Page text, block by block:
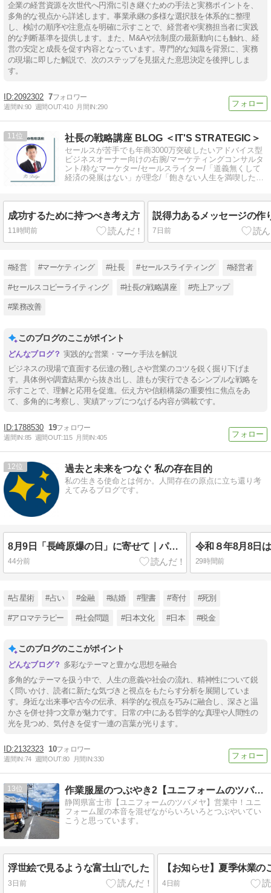
企業の経営資源を次世代へ円滑に引き継ぐための手法と実務ポイントを、
多角的な視点から詳述します。事業承継の多様な選択肢を体系的に整理
し、検討の順序や注意点を明確に示すことで、経営者や実務担当者に実践
的な判断基準を提供します。また、M&Aや法制度の最新動向にも触れ、経
営の安定と成長を促す内容となっています。専門的な知識を背景に、実務
の現場に即した解説で、次のステップを見据えた意思決定を後押ししま
す。
2092302 7
週間IN:90 週間OUT:410 月間IN:290
11 社長の戦略講座 BLOG ＜IT'S STRATEGIC＞
セールスが苦手でも年商3000万突破したいアドバイス型
ビジネスオーナー向けの右腕/マーケティングコンサルタ
ント/粋なマーケター/セールスライター/「道義無くして
経済の発展はない」が理念/「飽きない人生を満喫した
成功するために持つべき考え方
11時間前
説得力あるメッセージの作
7日前
#経営 #マーケティング #社長 #セールスライティング #経営者
#セールスコピーライティング #社長の戦略講座 #売上アップ
#業務改善
このブログのここがポイント
実践的な営業・マーケ手法を解説
ビジネスの現場で直面する伝達の難しさや営業のコツを鋭く掘り下げま
す。具体例や調査結果から抜き出し、誰もが実行できるシンプルな戦略を
示すことで、理解と応用を促進。伝え方や信頼構築の重要性に焦点をあ
て、多角的に考察し、実績アップにつなげる内容が満載です。
1788530 19
週間IN:85 週間OUT:115 月間IN:405
12 過去と未来をつなぐ 私の存在目的
私の生きる使命とは何か。人間存在の原点に立ち還り考
えてみるブログです。
8月9日「長崎原爆の日」に寄せて｜パール判事が書いた碑文
44分前 29時間前
#占星術 #占い #金融 #結婚 #聖書 #寄付 #死別
#アロマテラピー #社会問題 #日本文化 #日本 #税金
このブログのここがポイント
多彩なテーマと豊かな思想を融合
多角的なテーマを扱う中で、人生の意義や社会の流れ、精神性について鋭
く問いかけ、読者に新たな気づきと視点をもたらす分析を展開していま
す。身近な出来事や古今の伝承、科学的な視点を巧みに融合し、深さと温
かさを併せ持つ文章が魅力です。日常の中にある哲学的な真理や人間性の
光を見つめ、気付きを促す一連の言葉が光ります。
2132323 10
週間IN:74 週間OUT:80 月間IN:330
13 作業服屋のつぶやき2【ユニフォームのツバメヤ】
静岡県富士市【ユニフォームのツバメヤ】営業中！ユニ
フォーム屋の本音を混ぜながらいろいろとつぶやいてい
こうと思っています。
浮世絵で見るような富士山でした
3日前
【お知らせ】夏季休業の
4日前